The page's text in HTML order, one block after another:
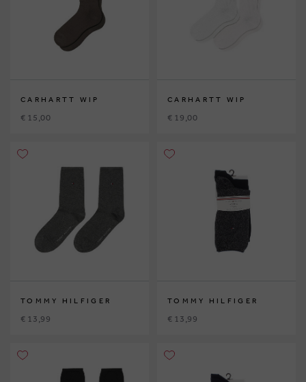
CARHARTT WIP
€ 15,00
CARHARTT WIP
€ 19,00
TOMMY HILFIGER
€ 13,99
TOMMY HILFIGER
€ 13,99